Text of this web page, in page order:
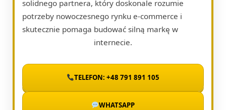
solidnego partnera, który doskonale rozumie
potrzeby nowoczesnego rynku e-commerce i
skutecznie pomaga budować silną markę w
internecie.
TELEFON: +48 791 891 105
WHATSAPP